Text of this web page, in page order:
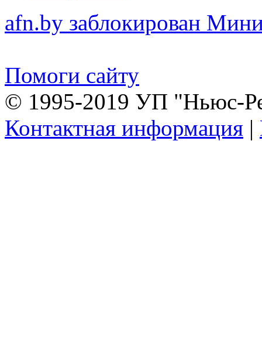
afn.by заблокирован
Помоги сайту
© 1995-2019 УП "Ньюс-
Контактная информация |